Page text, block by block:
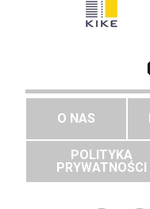
O NAS
POLITYKA
PRYWATNOŚCI